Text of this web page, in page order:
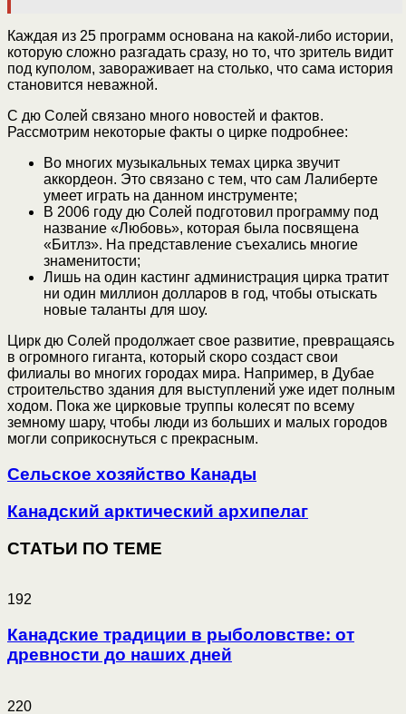
Каждая из 25 программ основана на какой-либо истории,
которую сложно разгадать сразу, но то, что зритель видит
под куполом, завораживает на столько, что сама история
становится неважной.
С дю Солей связано много новостей и фактов.
Рассмотрим некоторые факты о цирке подробнее:
Во многих музыкальных темах цирка звучит
аккордеон. Это связано с тем, что сам Лалиберте
умеет играть на данном инструменте;
В 2006 году дю Солей подготовил программу под
название «Любовь», которая была посвящена
«Битлз». На представление съехались многие
знаменитости;
Лишь на один кастинг администрация цирка тратит
ни один миллион долларов в год, чтобы отыскать
новые таланты для шоу.
Цирк дю Солей продолжает свое развитие, превращаясь
в огромного гиганта, который скоро создаст свои
филиалы во многих городах мира. Например, в Дубае
строительство здания для выступлений уже идет полным
ходом. Пока же цирковые труппы колесят по всему
земному шару, чтобы люди из больших и малых городов
могли соприкоснуться с прекрасным.
Сельское хозяйство Канады
Канадский арктический архипелаг
СТАТЬИ ПО ТЕМЕ
192
Канадские традиции в рыболовстве: от
древности до наших дней
220